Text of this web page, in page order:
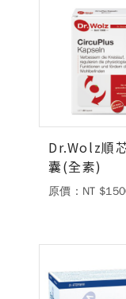
Dr.Wolz順
囊(全素)
原價：NT